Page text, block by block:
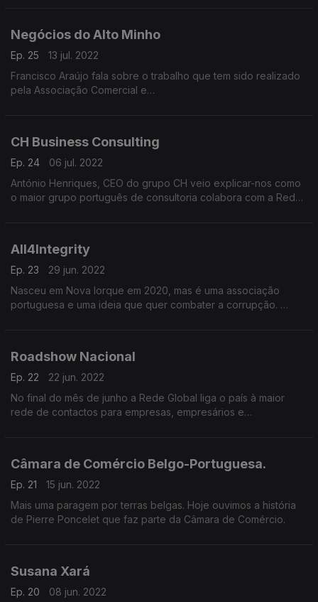
Negócios do Alto Minho
Ep. 25
13 jul. 2022
Francisco Araújo fala sobre o trabalho que tem sido realizado
pela Associação Comercial e
CH Business Consulting
Ep. 24
06 jul. 2022
António Henriques, CEO do grupo CH veio explicar-nos como
o maior grupo português de consultoria colabora com a Rede
All4Integrity
Ep. 23
29 jun. 2022
Nasceu em Nova Iorque em 2020, mas é uma associação
portuguesa e uma ideia que quer combater a corrupção.
Roadshow Nacional
Ep. 22
22 jun. 2022
No final do mês de junho a Rede Global liga o país à maior
rede de contactos para empresas, empresários e
Câmara de Comércio Belgo-Portuguesa.
Ep. 21
15 jun. 2022
Mais uma paragem por terras belgas. Hoje ouvimos a história
de Pierre Poncelet que faz parte da Câmara de Comércio.
Susana Xará
Ep. 20
08 jun. 2022